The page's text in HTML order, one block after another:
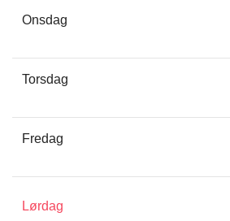
Onsdag
Torsdag
Fredag
Lørdag